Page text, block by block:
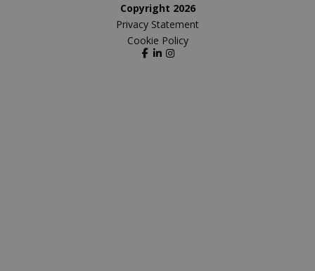
Copyright 2026
Privacy Statement
Cookie Policy